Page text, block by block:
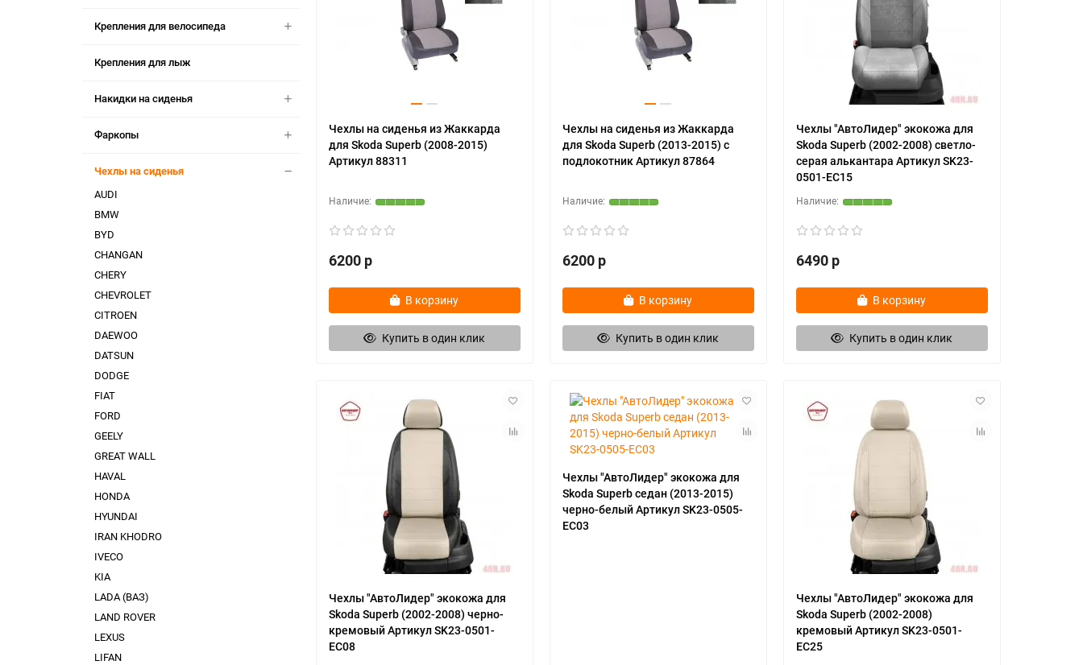
Крепления для велосипеда
Крепления для лыж
Накидки на сиденья
Фаркопы
Чехлы на сиденья
AUDI
BMW
BYD
CHANGAN
CHERY
CHEVROLET
CITROEN
DAEWOO
DATSUN
DODGE
FIAT
FORD
GEELY
GREAT WALL
HAVAL
HONDA
HYUNDAI
IRAN KHODRO
IVECO
KIA
LADA (ВАЗ)
LAND ROVER
LEXUS
LIFAN
Чехлы на сиденья из Жаккарда
для Skoda Superb (2008-2015)
Артикул 88311
6200 р
В корзину
Купить в один клик
Чехлы на сиденья из Жаккарда
для Skoda Superb (2013-2015) с
подлокотник Артикул 87864
6200 р
В корзину
Купить в один клик
Чехлы "АвтоЛидер" экокожа для
Skoda Superb (2002-2008) светло-
серая алькантара Артикул SK23-
0501-EC15
6490 р
В корзину
Купить в один клик
Чехлы "АвтоЛидер" экокожа для
Skoda Superb (2002-2008) черно-
кремовый Артикул SK23-0501-
EC08
Чехлы "АвтоЛидер" экокожа для
Skoda Superb седан (2013-2015)
черно-белый Артикул SK23-0505-
EC03
Чехлы "АвтоЛидер" экокожа для
Skoda Superb (2002-2008)
кремовый Артикул SK23-0501-
EC25